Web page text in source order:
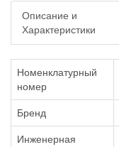
Описание и
Характеристики
Номенклатурный
номер
Бренд
Инженерная